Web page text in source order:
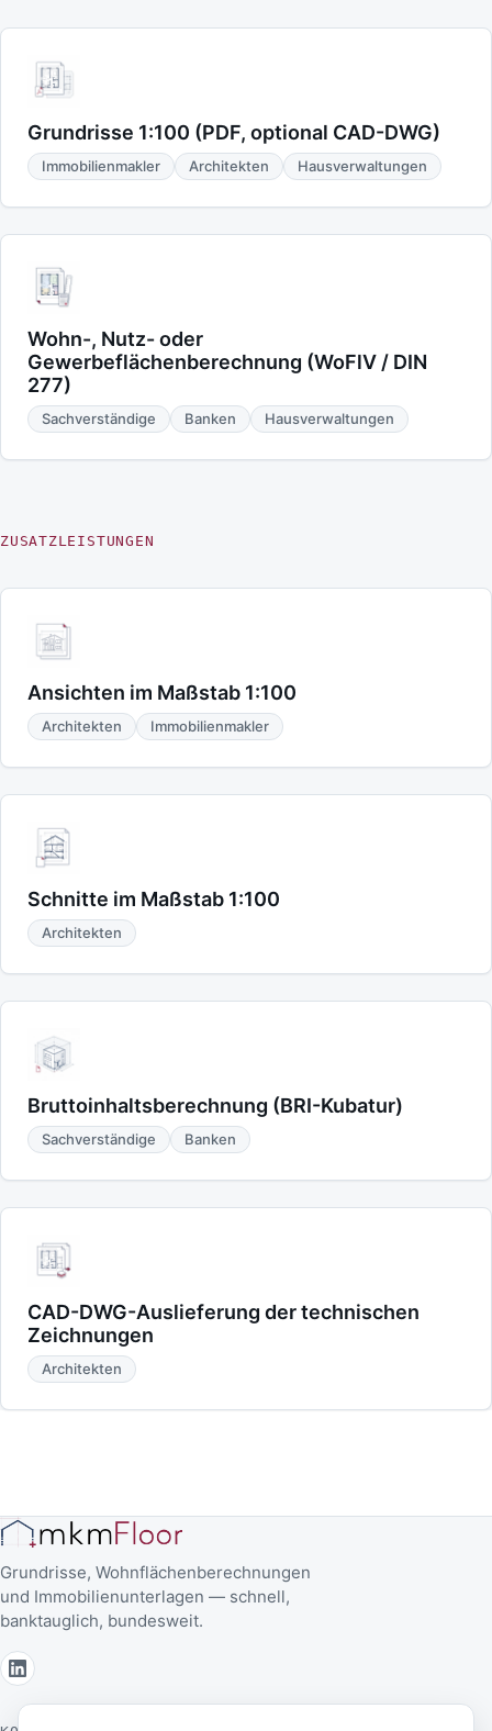
Grundrisse 1:100 (PDF, optional CAD-DWG)
Immobilienmakler Architekten Hausverwaltungen
Wohn-, Nutz- oder
Gewerbeflächenberechnung (WoFlV / DIN
277)
Sachverständige Banken Hausverwaltungen
ZUSATZLEISTUNGEN
Ansichten im Maßstab 1:100
Architekten Immobilienmakler
Schnitte im Maßstab 1:100
Architekten
Bruttoinhaltsberechnung (BRI-Kubatur)
Sachverständige Banken
CAD-DWG-Auslieferung der technischen
Zeichnungen
Architekten
Grundrisse, Wohnflächenberechnungen
und Immobilienunterlagen — schnell,
banktauglich, bundesweit.